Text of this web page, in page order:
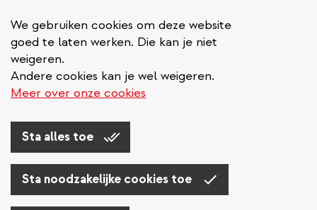
We gebruiken cookies om deze website
goed te laten werken. Die kan je niet
weigeren.
Andere cookies kan je wel weigeren.
Meer over onze cookies
Sta alles toe
Sta noodzakelijke cookies toe